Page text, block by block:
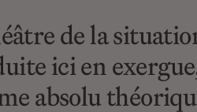
de la
ici en
absolu